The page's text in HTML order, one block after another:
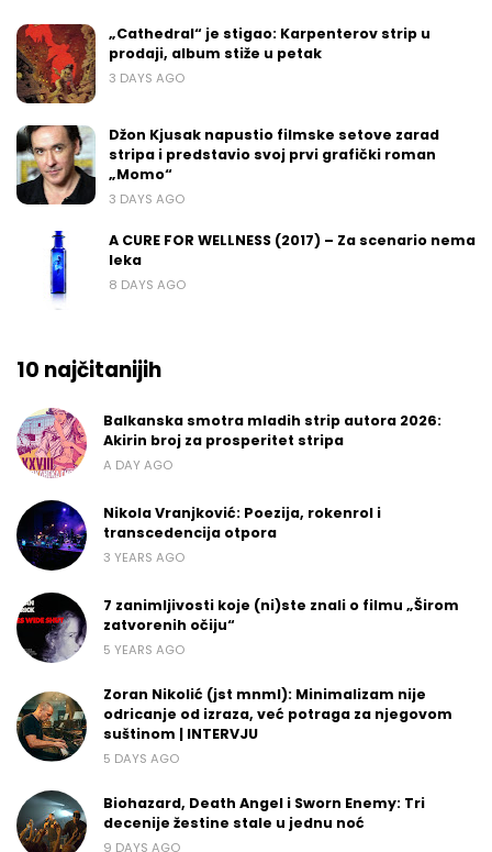
„Cathedral“ je stigao: Karpenterov strip u
prodaji, album stiže u petak
3 DAYS AGO
Džon Kjusak napustio filmske setove zarad
stripa i predstavio svoj prvi grafički roman
„Momo“
3 DAYS AGO
A CURE FOR WELLNESS (2017) – Za scenario nema
leka
8 DAYS AGO
10 najčitanijih
Balkanska smotra mladih strip autora 2026:
Akirin broj za prosperitet stripa
A DAY AGO
Nikola Vranjković: Poezija, rokenrol i
transcedencija otpora
3 YEARS AGO
7 zanimljivosti koje (ni)ste znali o filmu „Širom
zatvorenih očiju“
5 YEARS AGO
Zoran Nikolić (jst mnml): Minimalizam nije
odricanje od izraza, već potraga za njegovom
suštinom | INTERVJU
5 DAYS AGO
Biohazard, Death Angel i Sworn Enemy: Tri
decenije žestine stale u jednu noć
9 DAYS AGO